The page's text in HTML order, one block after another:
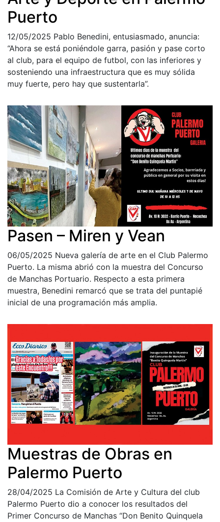
Puerto
12/05/2025 Pablo Benedini, entusiasmado, anuncia:
“Ahora se está poniéndole garra, pasión y pase corto
al club, para el equipo de futbol, con las inferiores y
sosteniendo una infraestructura que es muy sólida
muy fuerte, pero hay que sustentarla”.
Pasen – Miren y Vean
06/05/2025 Nueva galería de arte en el Club Palermo
Puerto. La misma abrió con la muestra del Concurso
de Manchas Portuario. Respecto a esta primera
muestra, Benedini remarcó que se trata del puntapié
inicial de una programación más amplia.
Muestras de Obras en
Palermo Puerto
28/04/2025 La Comisión de Arte y Cultura del club
Palermo Puerto dio a conocer los resultados del
Primer Concurso de Manchas “Don Benito Quinquela